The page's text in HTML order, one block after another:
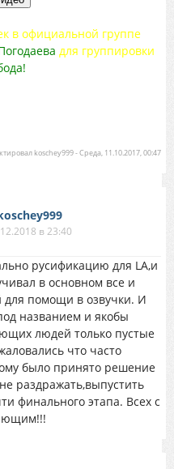
в официальной группе
для группировки
koschey999-Среда, 11.10.2017, 00:47
в 23:40
русификацию для LA,и
в основном все и
для помощи в озвучки. И
названием и якобы
людей только пустые
что часто
было принято решение
раздражать,выпустить
финального этапа. Всех с